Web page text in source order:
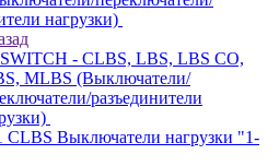
нагрузки)
- CLBS, LBS, LBS CO,
MLBS (Выключатели/
разъединители
CLBS Выключатели нагрузки "1-